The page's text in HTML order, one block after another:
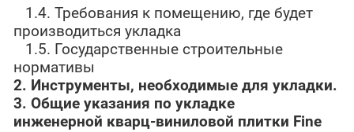
1.4. Требования к помещению, где будет
производиться укладка
1.5. Государственные строительные
нормативы
2. Инструменты, необходимые для укладки.
3. Общие указания по укладке
инженерной кварц-виниловой плитки Fine